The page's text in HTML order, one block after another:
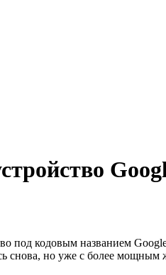
под кодовым названием
снова, но уже с более мощным